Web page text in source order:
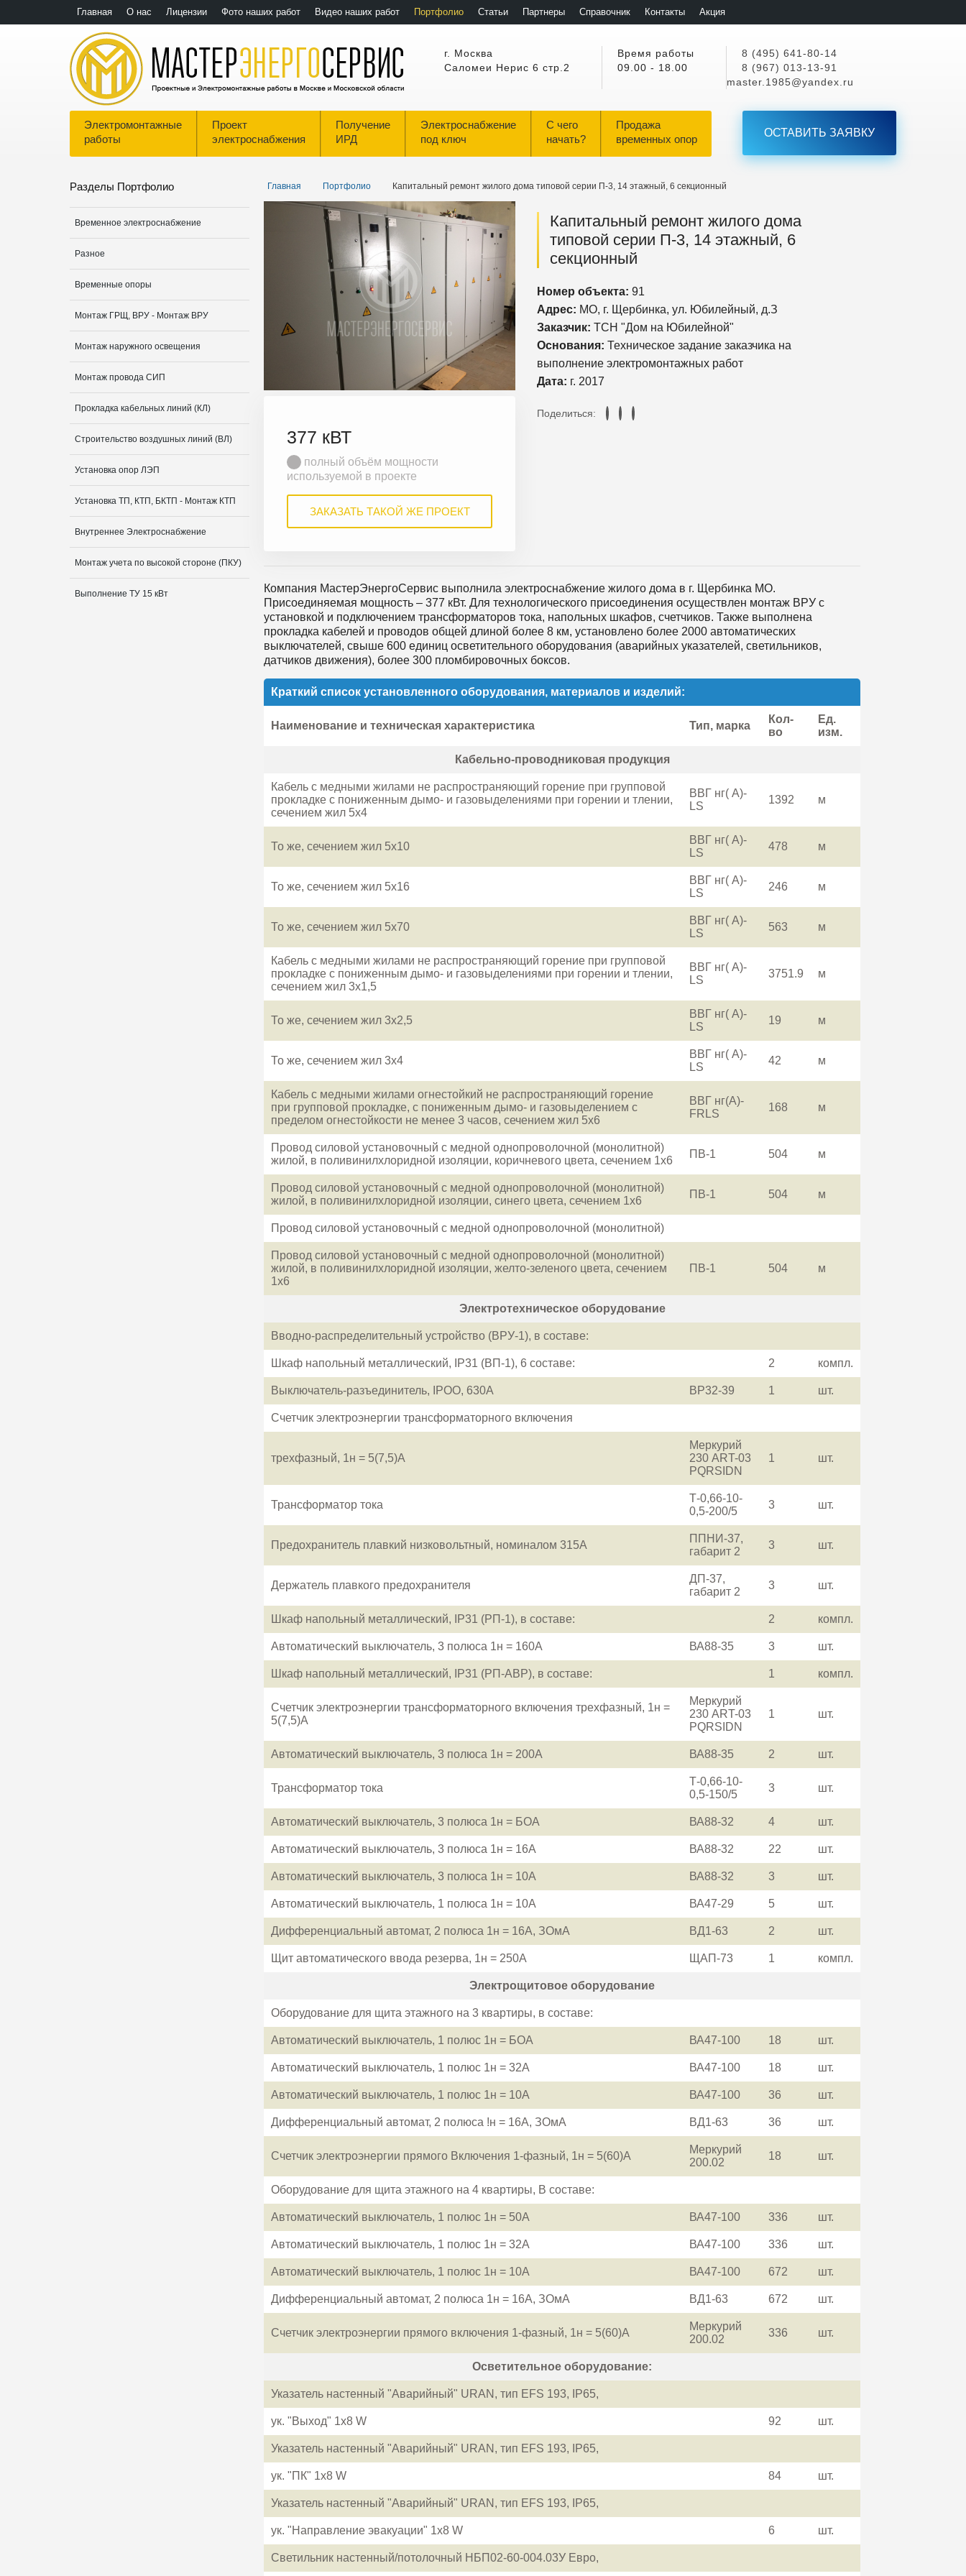
Главная О нас Лицензии Фото наших работ Видео наших работ Портфолио Статьи Партнеры Справочник Контакты Акция
г. Москва
Саломеи Нерис 6 стр.2
Время работы
09.00 - 18.00
8 (495) 641-80-14
8 (967) 013-13-91
master.1985@yandex.ru
Электромонтажные
работы
Проект
электроснабжения
Получение
ИРД
Электроснабжение
под ключ
С чего
начать?
Продажа
временных опор
ОСТАВИТЬ ЗАЯВКУ
Разделы Портфолио
Временное электроснабжение
Разное
Временные опоры
Монтаж ГРЩ, ВРУ - Монтаж ВРУ
Монтаж наружного освещения
Монтаж провода СИП
Прокладка кабельных линий (КЛ)
Строительство воздушных линий (ВЛ)
Установка опор ЛЭП
Установка ТП, КТП, БКТП - Монтаж КТП
Внутреннее Электроснабжение
Монтаж учета по высокой стороне (ПКУ)
Выполнение ТУ 15 кВт
Главная Портфолио Капитальный ремонт жилого дома типовой серии П-3, 14 этажный, 6 секционный
377 кВТ
полный объём мощности
используемой в проекте
ЗАКАЗАТЬ ТАКОЙ ЖЕ ПРОЕКТ
Капитальный ремонт жилого дома
типовой серии П-3, 14 этажный, 6
секционный
Номер объекта: 91
Адрес: МО, г. Щербинка, ул. Юбилейный, д.З
Заказчик: ТСН "Дом на Юбилейной"
Основания: Техническое задание заказчика на
выполнение электромонтажных работ
Дата: г. 2017
Поделиться:
Компания МастерЭнергоСервис выполнила электроснабжение жилого дома в г. Щербинка МО.
Присоединяемая мощность – 377 кВт. Для технологического присоединения осуществлен монтаж ВРУ с
установкой и подключением трансформаторов тока, напольных шкафов, счетчиков. Также выполнена
прокладка кабелей и проводов общей длиной более 8 км, установлено более 2000 автоматических
выключателей, свыше 600 единиц осветительного оборудования (аварийных указателей, светильников,
датчиков движения), более 300 пломбировочных боксов.
Краткий список установленного оборудования, материалов и изделий:
Наименование и техническая характеристика Тип, марка
Кол-
во
Ед.
изм.
Кабельно-проводниковая продукция
Кабель с медными жилами не распространяющий горение при групповой
прокладке с пониженным дымо- и газовыделениями при горении и тлении,
сечением жил 5x4
ВВГ нг( A)-
LS
1392 м
То же, сечением жил 5x10
ВВГ нг( A)-
LS
478 м
То же, сечением жил 5x16
ВВГ нг( A)-
LS
246 м
То же, сечением жил 5x70
ВВГ нг( A)-
LS
563 м
Кабель с медными жилами не распространяющий горение при групповой
прокладке с пониженным дымо- и газовыделениями при горении и тлении,
сечением жил 3x1,5
ВВГ нг( A)-
LS
3751.9 м
То же, сечением жил 3x2,5
ВВГ нг( A)-
LS
19 м
То же, сечением жил 3x4
ВВГ нг( A)-
LS
42 м
Кабель с медными жилами огнестойкий не распространяющий горение
при групповой прокладке, с пониженным дымо- и газовыделением с
пределом огнестойкости не менее 3 часов, сечением жил 5x6
ВВГ нг(A)-
FRLS
168 м
Провод силовой установочный с медной однопроволочной (монолитной)
жилой, в поливинилхлоридной изоляции, коричневого цвета, сечением 1x6
ПВ-1 504 м
Провод силовой установочный с медной однопроволочной (монолитной)
жилой, в поливинилхлоридной изоляции, синего цвета, сечением 1x6
ПВ-1 504 м
Провод силовой установочный с медной однопроволочной (монолитной)
Провод силовой установочный с медной однопроволочной (монолитной)
жилой, в поливинилхлоридной изоляции, желто-зеленого цвета, сечением
1x6
ПВ-1 504 м
Электротехническое оборудование
Вводно-распределительный устройство (ВРУ-1), в составе:
Шкаф напольный металлический, IP31 (ВП-1), 6 составе: 2 компл.
Выключатель-разъединитель, IPOO, 630А ВР32-39 1 шт.
Счетчик электроэнергии трансформаторного включения
трехфазный, 1н = 5(7,5)А
Меркурий
230 ART-03
PQRSIDN
1 шт.
Трансформатор тока
Т-0,66-10-
0,5-200/5
3 шт.
Предохранитель плавкий низковольтный, номиналом 315А
ППНИ-37,
габарит 2
3 шт.
Держатель плавкого предохранителя
ДП-37,
габарит 2
3 шт.
Шкаф напольный металлический, IP31 (РП-1), в составе: 2 компл.
Автоматический выключатель, 3 полюса 1н = 160А ВА88-35 3 шт.
Шкаф напольный металлический, IP31 (РП-АВР), в составе: 1 компл.
Счетчик электроэнергии трансформаторного включения трехфазный, 1н =
5(7,5)А
Меркурий
230 ART-03
PQRSIDN
1 шт.
Автоматический выключатель, 3 полюса 1н = 200А ВА88-35 2 шт.
Трансформатор тока
Т-0,66-10-
0,5-150/5
3 шт.
Автоматический выключатель, 3 полюса 1н = БОА ВА88-32 4 шт.
Автоматический выключатель, 3 полюса 1н = 16А ВА88-32 22 шт.
Автоматический выключатель, 3 полюса 1н = 10А ВА88-32 3 шт.
Автоматический выключатель, 1 полюса 1н = 10А ВА47-29 5 шт.
Дифференциальный автомат, 2 полюса 1н = 16А, ЗОмА ВД1-63 2 шт.
Щит автоматического ввода резерва, 1н = 250А ЩАП-73 1 компл.
Электрощитовое оборудование
Оборудование для щита этажного на 3 квартиры, в составе:
Автоматический выключатель, 1 полюс 1н = БОА ВА47-100 18 шт.
Автоматический выключатель, 1 полюс 1н = 32А ВА47-100 18 шт.
Автоматический выключатель, 1 полюс 1н = 10А ВА47-100 36 шт.
Дифференциальный автомат, 2 полюса !н = 16А, ЗОмА ВД1-63 36 шт.
Счетчик электроэнергии прямого Включения 1-фазный, 1н = 5(60)А
Меркурий
200.02
18 шт.
Оборудование для щита этажного на 4 квартиры, В составе:
Автоматический выключатель, 1 полюс 1н = 50А ВА47-100 336 шт.
Автоматический выключатель, 1 полюс 1н = 32А ВА47-100 336 шт.
Автоматический выключатель, 1 полюс 1н = 10А ВА47-100 672 шт.
Дифференциальный автомат, 2 полюса 1н = 16А, ЗОмА ВД1-63 672 шт.
Счетчик электроэнергии прямого включения 1-фазный, 1н = 5(60)А
Меркурий
200.02
336 шт.
Осветительное оборудование:
Указатель настенный "Аварийный" URAN, тип EFS 193, IP65,
ук. "Выход" 1x8 W 92 шт.
Указатель настенный "Аварийный" URAN, тип EFS 193, IP65,
ук. "ПК" 1x8 W 84 шт.
Указатель настенный "Аварийный" URAN, тип EFS 193, IP65,
ук. "Направление эвакуации" 1x8 W 6 шт.
Светильник настенный/потолочный НБП02-60-004.03У Евро,